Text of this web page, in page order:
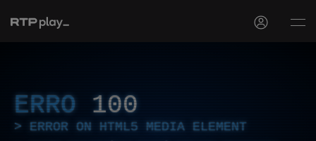
ERRO 100
ERROR ON HTML5 MEDIA ELEMENT